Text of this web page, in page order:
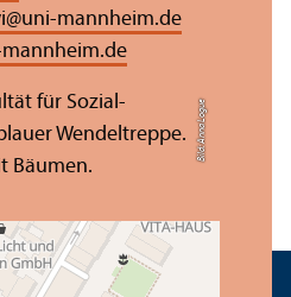
Bild: Anna Logue
@uni-mannheim.de